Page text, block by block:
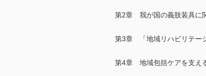
第2章 我が国の義肢装具に
第3章 「地域リハビリテー
第4章 地域包括ケアを支え